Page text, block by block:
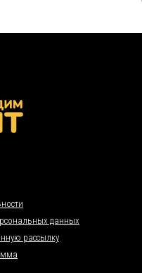
данных
рассылку